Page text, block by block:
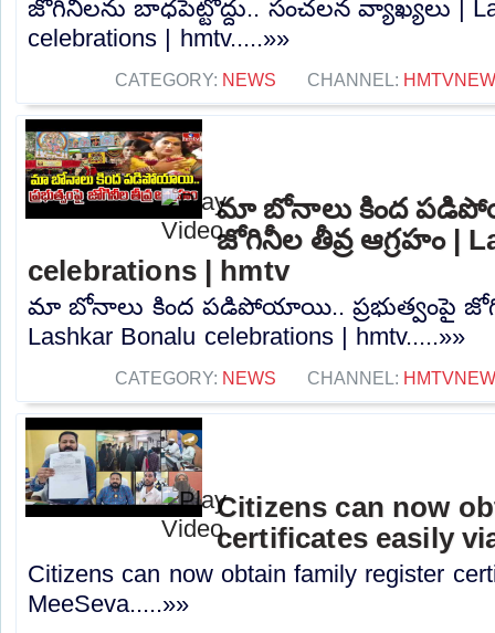
జోగినీలను బాధపెట్టొద్దు.. సంచలన వ్యాఖ్యలు |
celebrations | hmtv.....»»
CATEGORY: NEWS CHANNEL:
మా బోనాలు కింద
జోగినీల తీవ్ర ఆగ్రహం |
celebrations | hmtv
మా బోనాలు కింద పడిపోయాయి.. ప్రభుత్వంపై
Lashkar Bonalu celebrations | hmtv.....»»
CATEGORY: NEWS CHANNEL:
Citizens can now
certificates easily
Citizens can now obtain family register
MeeSeva.....»»